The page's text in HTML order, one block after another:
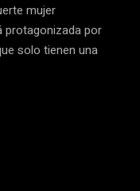
mujer
protagonizada por
solo tienen una